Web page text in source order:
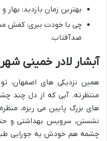
بهترین زمان بازدید: بهار
چی با خودت ببری: کفش
ضدآفتاب.
آبشار لادر خمینی
همین نزدیکی های اصفهان،
منتظرته. آبی که از دل چند
های بزرگ پایین می ریزه،
نشستن، سرویس بهداشتی و
چشمه هم خودش یه جورایی